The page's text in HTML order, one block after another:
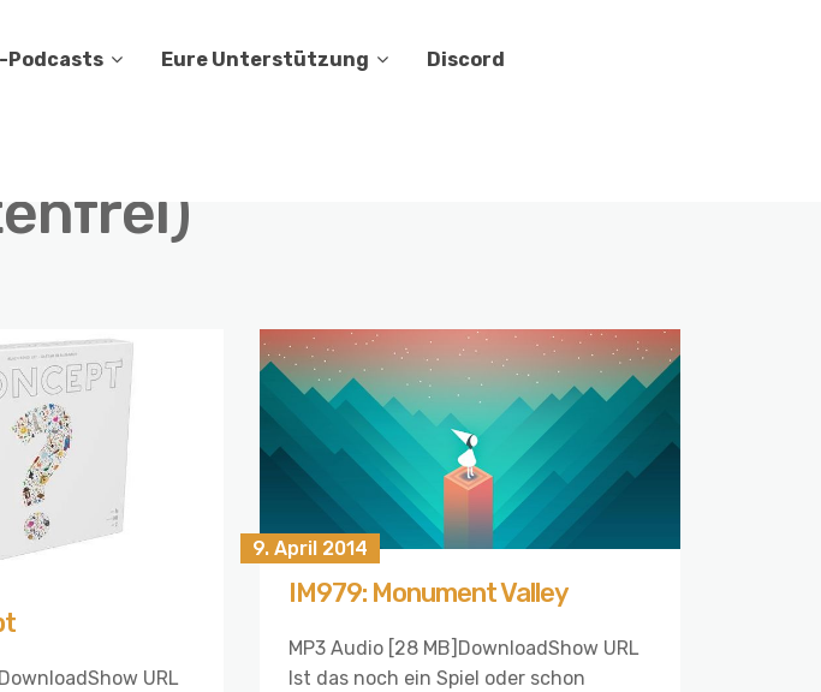
Podcasts Eure Unterstützung Discord
URL
9. April 2014
IM979: Monument Valley
MP3 Audio [28 MB]DownloadShow URL
Ist das noch ein Spiel oder schon